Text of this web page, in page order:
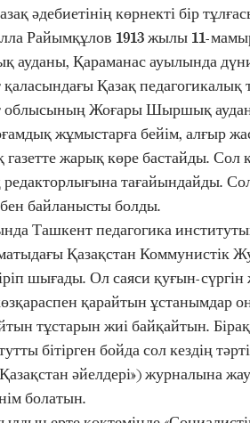
әдебиетінің көрнекті бір
ауданы, Қараманас ауылында
Қазақ
Жоғары Шыршық
жұмыстарға бейім, алғыр
газетте жарық көре бастайды. Сол
редакторлығына тағайындайды.
байланысты болды.
Қазақстан Коммунистік
шығады. Ол саяси қуғын-
қарайтын ұстанымдар
тұстарын жиі байқайтын.
әйелдері») журналына
болатын.